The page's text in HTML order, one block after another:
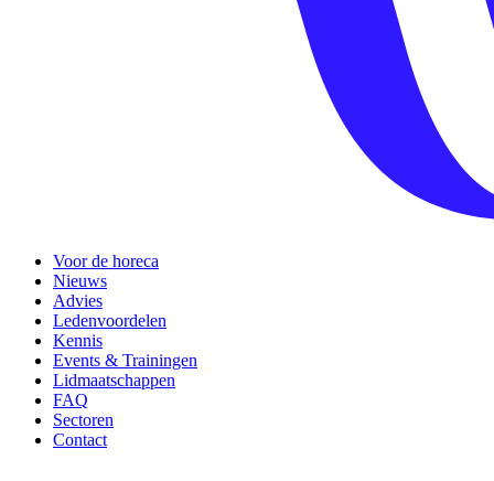
Voor de horeca
Nieuws
Advies
Ledenvoordelen
Kennis
Events & Trainingen
Lidmaatschappen
FAQ
Sectoren
Contact